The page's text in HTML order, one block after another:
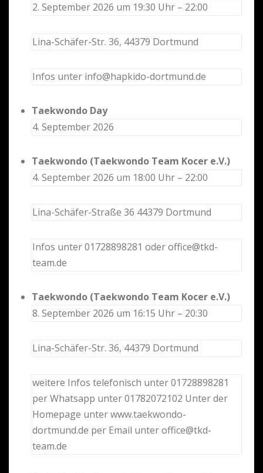
2. September 2026 um 19:30 Uhr – 22:00
Lina-Schäfer-Str. 36, 44379 Dortmund
Infos unter info@hapkido-dortmund.de
Taekwondo Day
4. September 2026
Taekwondo (Taekwondo Team Kocer e.V.)
4. September 2026 um 18:00 Uhr – 22:00
Lina-Schäfer-Straße 36 44379 Dortmund
Infos unter 01728898281 oder office@tkd-
team.de
Taekwondo (Taekwondo Team Kocer e.V.)
8. September 2026 um 16:15 Uhr – 20:30
Lina-Schäfer-Str. 36, 44379 Dortmund
weitere Infos telefonisch unter 01728898281
per Whatsapp unter 01782072102 Unter der
Homepage unter www.taekwondo-
dortmund.de per Email unter office@tkd-
team.de